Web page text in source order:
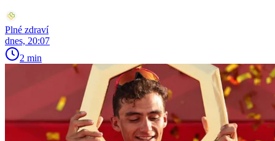
Plné zdraví
dnes, 20:07
2 min